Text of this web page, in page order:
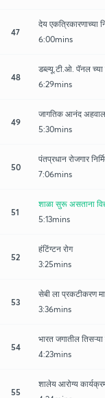
47
देय एकत्रिकारणाच्या
6:00mins
48
डब्ल्यू.टी.ओ. पॅनल च्या
6:29mins
49
जागतिक आनंद
5:30mins
50
पंतप्रधान रोजगार
7:06mins
51
शाळा सुरू असताना
5:13mins
52
हंटिंग्टन रोग
3:25mins
53
सेबी ला प्रकटीकरण
3:36mins
54
भारत जगातील
4:23mins
55
शालेय आरोग्य